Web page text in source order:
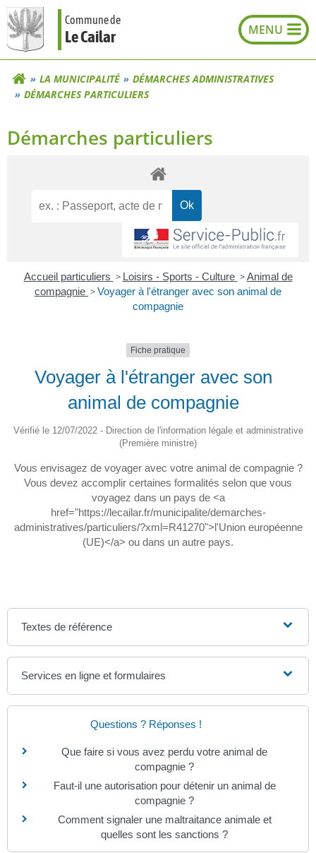
Aller
au
contenu
Commune de
Le Cailar
LA MUNICIPALITÉ
DÉMARCHES ADMINISTRATIVES
DÉMARCHES PARTICULIERS
Démarches particuliers
Accueil particuliers > Loisirs - Sports - Culture > Animal de
compagnie >Voyager à l'étranger avec son animal de
compagnie
Fiche pratique
Voyager à l'étranger avec son
animal de compagnie
Vérifié le 12/07/2022 - Direction de l'information légale et administrative
(Première ministre)
Vous envisagez de voyager avec votre animal de compagnie ?
Vous devez accomplir certaines formalités selon que vous
voyagez dans un pays de <a
href="https://lecailar.fr/municipalite/demarches-
administratives/particuliers/?xml=R41270">l'Union européenne
(UE)</a> ou dans un autre pays.
Textes de référence
Services en ligne et formulaires
Questions ? Réponses !
Que faire si vous avez perdu votre animal de
compagnie ?
Faut-il une autorisation pour détenir un animal de
compagnie ?
Comment signaler une maltraitance animale et
quelles sont les sanctions ?